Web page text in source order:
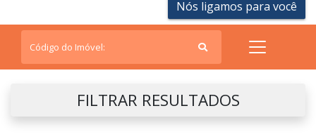
Nós ligamos para você
FILTRAR RESULTADOS